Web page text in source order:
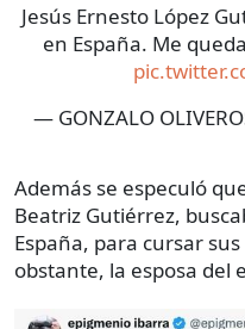
Jesús Ernesto López
en España. Me
— GONZALO
Además se especuló
Beatriz Gutiérrez,
España, para cursar
obstante, la esposa del